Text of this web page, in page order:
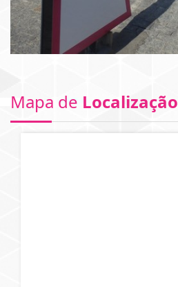
Mapa de Localização